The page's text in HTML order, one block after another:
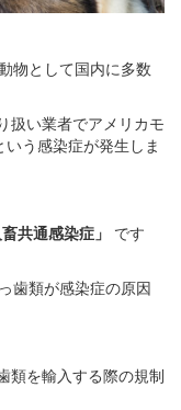
物として国内に多数
扱い業者でアメリカモ
いう感染症が発生しま
畜共通感染症」 です
歯類が感染症の原因
類を輸入する際の規制